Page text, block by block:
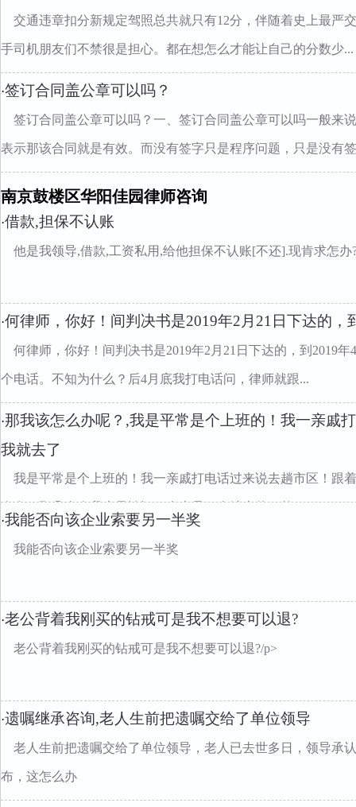
交通违章扣分新规定驾照总共就只有12分，伴随着史上最严
手司机朋友们不禁很是担心。都在想怎么才能让自己的分数少...
·签订合同盖公章可以吗？
签订合同盖公章可以吗？一、签订合同盖公章可以吗一般来
表示那该合同就是有效。而没有签字只是程序问题，只是没有
南京鼓楼区华阳佳园律师咨询
·借款,担保不认账
他是我领导,借款,工资私用,给他担保不认账[不还].现肯求怎
·何律师，你好！间判决书是2019年2月21日下达的，
何律师，你好！间判决书是2019年2月21日下达的，到2019
个电话。不知为什么？后4月底我打电话问，律师就跟...
·那我该怎么办呢？,我是平常是个上班的！我一亲戚
我就去了
我是平常是个上班的！我一亲戚打电话过来说去趟市区！跟
人在！那几个人我也只认识一个也是一个镇上的！然...
·我能否向该企业索要另一半奖
我能否向该企业索要另一半奖
·老公背着我刚买的钻戒可是我不想要可以退?
老公背着我刚买的钻戒可是我不想要可以退?/p>
·遗嘱继承咨询,老人生前把遗嘱交给了单位领导
老人生前把遗嘱交给了单位领导，老人已去世多日，领导承
布，这怎么办